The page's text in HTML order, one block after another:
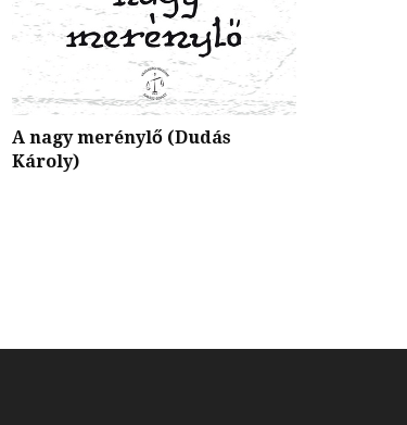
A nagy merénylő (Dudás
Károly)